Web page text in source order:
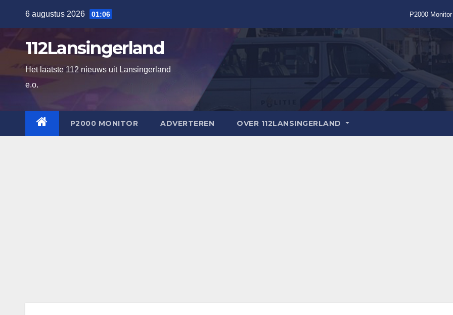
inhoud
6 augustus 2026 01:06 P2000 Monitor
112Lansingerland
Het laatste 112 nieuws uit Lansingerland
e.o.
P2000 MONITOR ADVERTEREN OVER 112LANSINGERLAND